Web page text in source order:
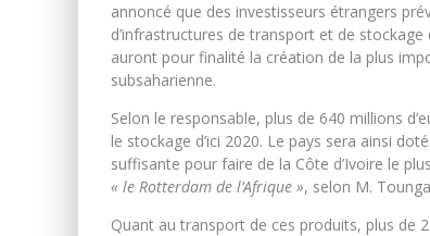
annoncé que des investisseurs étrangers
d’infrastructures de transport et de
auront pour finalité la création de la plus
subsaharienne.
Selon le responsable, plus de 640 millions
le stockage d’ici 2020. Le pays sera ainsi
suffisante pour faire de la Côte d’Ivoire le
« le Rotterdam de l’Afrique », selon M.
Quant au transport de ces produits, plus de